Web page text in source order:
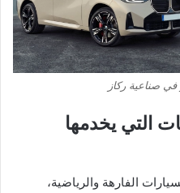
صناعية ركاز
التي يخدمها
الفارهة والرياضية،